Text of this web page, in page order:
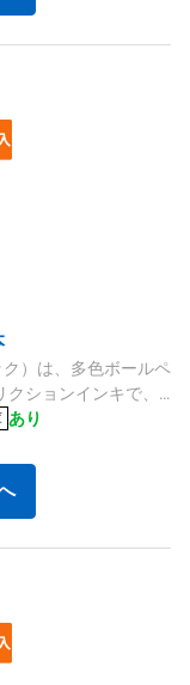
）は、多色ボールペ
クションインキで、1
あり